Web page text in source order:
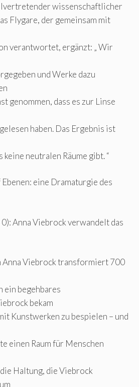
wissenschaftlicher
Flygare, der gemeinsam mit
verantwortet, ergänzt: „ Wir
und Werke dazu
genommen, dass es zur Linse
haben. Das Ergebnis ist
neutralen Räume gibt. “
eine Dramaturgie des
Anna Viebrock verwandelt das
Anna Viebrock transformiert 700
ein begehbares
bekam
Kunstwerken zu bespielen – und
einen Raum für Menschen
Haltung, die Viebrock